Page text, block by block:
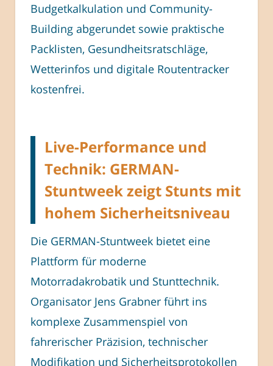
Budgetkalkulation und Community-
Building abgerundet sowie praktische
Packlisten, Gesundheitsratschläge,
Wetterinfos und digitale Routentracker
kostenfrei.
Live-Performance und
Technik: GERMAN-
Stuntweek zeigt Stunts mit
hohem Sicherheitsniveau
Die GERMAN-Stuntweek bietet eine
Plattform für moderne
Motorradakrobatik und Stunttechnik.
Organisator Jens Grabner führt ins
komplexe Zusammenspiel von
fahrerischer Präzision, technischer
Modifikation und Sicherheitsprotokollen